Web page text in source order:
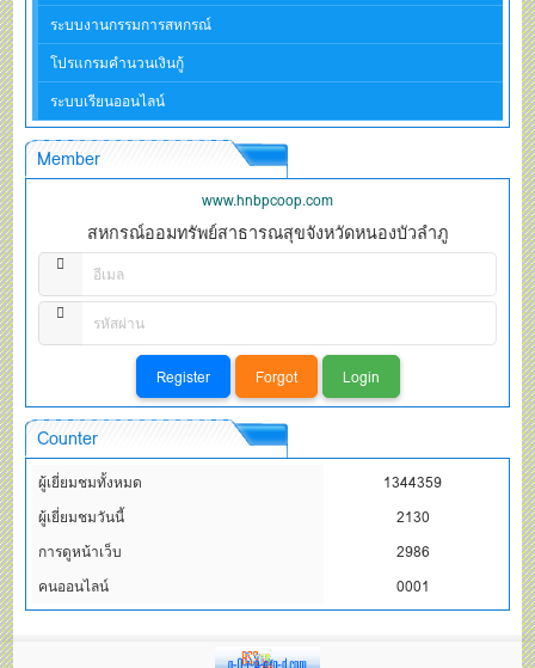
ระบบงานกรรมการสหกรณ์
โปรแกรมคำนวนเงินกู้
ระบบเรียนออนไลน์
Member
www.hnbpcoop.com
สหกรณ์ออมทรัพย์สาธารณสุขจังหวัดหนองบัวลำภู
Counter
ผู้เยี่ยมชมทั้งหมด
1344359
ผู้เยี่ยมชมวันนี้
2130
การดูหน้าเว็บ
2986
คนออนไลน์
0001